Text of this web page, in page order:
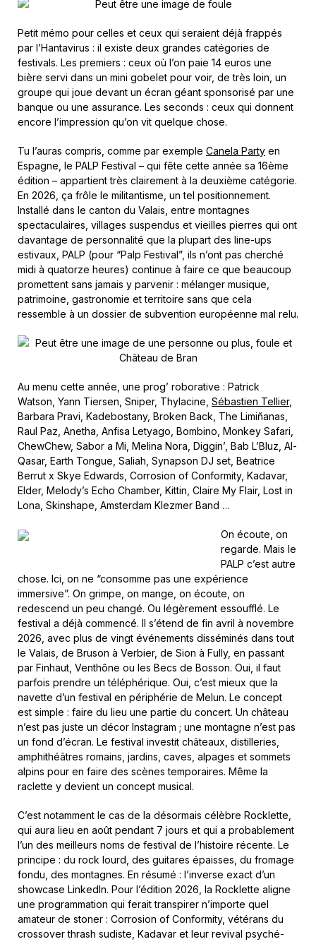
Petit mémo pour celles et ceux qui seraient déjà frappés
par l’Hantavirus : il existe deux grandes catégories de
festivals. Les premiers : ceux où l’on paie 14 euros une
bière servi dans un mini gobelet pour voir, de très loin, un
groupe qui joue devant un écran géant sponsorisé par une
banque ou une assurance. Les seconds : ceux qui donnent
encore l’impression qu’on vit quelque chose.
Tu l’auras compris, comme par exemple Canela Party en
Espagne, le PALP Festival – qui fête cette année sa 16ème
édition – appartient très clairement à la deuxième catégorie.
En 2026, ça frôle le militantisme, un tel positionnement.
Installé dans le canton du Valais, entre montagnes
spectaculaires, villages suspendus et vieilles pierres qui ont
davantage de personnalité que la plupart des line-ups
estivaux, PALP (pour “Palp Festival”, ils n’ont pas cherché
midi à quatorze heures) continue à faire ce que beaucoup
promettent sans jamais y parvenir : mélanger musique,
patrimoine, gastronomie et territoire sans que cela
ressemble à un dossier de subvention européenne mal relu.
Au menu cette année, une prog’ roborative : Patrick
Watson, Yann Tiersen, Sniper, Thylacine, Sébastien Tellier,
Barbara Pravi, Kadebostany, Broken Back, The Limiñanas,
Raul Paz, Anetha, Anfisa Letyago, Bombino, Monkey Safari,
ChewChew, Sabor a Mi, Melina Nora, Diggin’, Bab L’Bluz, Al-
Qasar, Earth Tongue, Saliah, Synapson DJ set, Beatrice
Berrut x Skye Edwards, Corrosion of Conformity, Kadavar,
Elder, Melody’s Echo Chamber, Kittin, Claire My Flair, Lost in
Lona, Skinshape, Amsterdam Klezmer Band …
On écoute, on
regarde. Mais le
PALP c’est autre
chose. Ici, on ne “consomme pas une expérience
immersive”. On grimpe, on mange, on écoute, on
redescend un peu changé. Ou légèrement essoufflé. Le
festival a déjà commencé. Il s’étend de fin avril à novembre
2026, avec plus de vingt événements disséminés dans tout
le Valais, de Bruson à Verbier, de Sion à Fully, en passant
par Finhaut, Venthône ou les Becs de Bosson. Oui, il faut
parfois prendre un téléphérique. Oui, c’est mieux que la
navette d’un festival en périphérie de Melun. Le concept
est simple : faire du lieu une partie du concert. Un château
n’est pas juste un décor Instagram ; une montagne n’est pas
un fond d’écran. Le festival investit châteaux, distilleries,
amphithéâtres romains, jardins, caves, alpages et sommets
alpins pour en faire des scènes temporaires. Même la
raclette y devient un concept musical.
C’est notamment le cas de la désormais célèbre Rocklette,
qui aura lieu en août pendant 7 jours et qui a probablement
l’un des meilleurs noms de festival de l’histoire récente. Le
principe : du rock lourd, des guitares épaisses, du fromage
fondu, des montagnes. En résumé : l’inverse exact d’un
showcase LinkedIn. Pour l’édition 2026, la Rocklette aligne
une programmation qui ferait transpirer n’importe quel
amateur de stoner : Corrosion of Conformity, vétérans du
crossover thrash sudiste, Kadavar et leur revival psyché-